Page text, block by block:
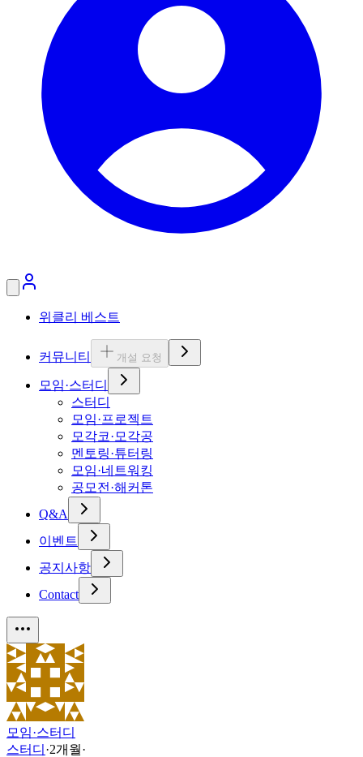
위클리 베스트
커뮤니티 개설 요청
모임·스터디
스터디
모임·프로젝트
모각코·모각공
멘토링·튜터링
모임·네트워킹
공모전·해커톤
Q&A
이벤트
공지사항
Contact
모임·스터디
스터디 ·2개월·